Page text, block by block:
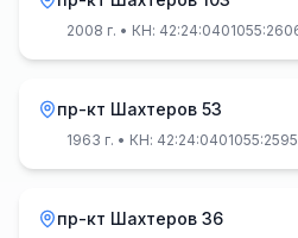
2008 г. • КН:
пр-кт Шахтеров 53
1963 г. • КН: 42:24:0401055:2595
пр-кт Шахтеров 36